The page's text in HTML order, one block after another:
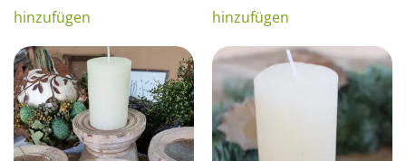
hinzufügen
hinzufügen